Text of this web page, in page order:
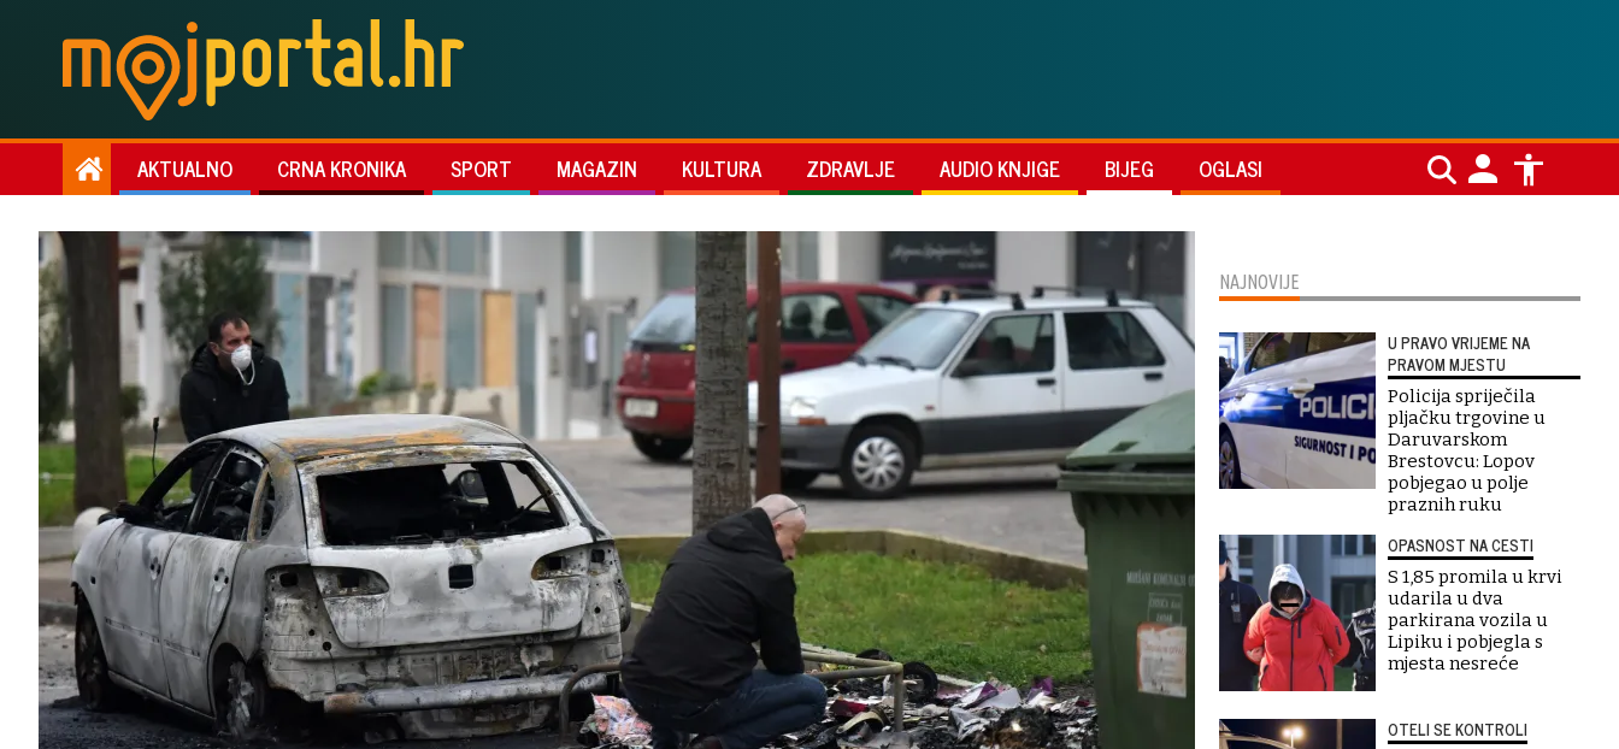
AKTUALNO CRNA KRONIKA SPORT MAGAZIN KULTURA ZDRAVLJE AUDIO KNJIGE BIJEG OGLASI
NAJNOVIJE
U PRAVO VRIJEME NA
PRAVOM MJESTU
Policija spriječila
pljačku trgovine u
Daruvarskom
Brestovcu: Lopov
pobjegao u polje
praznih ruku
OPASNOST NA CESTI
S 1,85 promila u krvi
udarila u dva
parkirana vozila u
Lipiku i pobjegla s
mjesta nesreće
OTELI SE KONTROLI